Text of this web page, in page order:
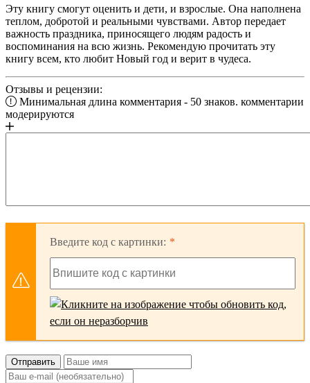
Эту книгу смогут оценить и дети, и взрослые. Она наполнена
теплом, добротой и реальными чувствами. Автор передает
важность праздника, приносящего людям радость и
воспоминания на всю жизнь. Рекомендую прочитать эту
книгу всем, кто любит Новый год и верит в чудеса.
Отзывы и рецензии:
Минимальная длина комментария - 50 знаков. комментарии
модерируются
Введите код с картинки:
Отправить